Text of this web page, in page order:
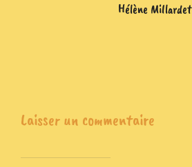
Hélène Millardet
Laisser un commentaire